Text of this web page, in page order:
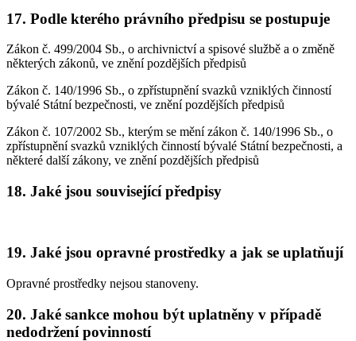
17. Podle kterého právního předpisu se postupuje
Zákon č. 499/2004 Sb., o archivnictví a spisové službě a o změně
některých zákonů, ve znění pozdějších předpisů
Zákon č. 140/1996 Sb., o zpřístupnění svazků vzniklých činností
bývalé Státní bezpečnosti, ve znění pozdějších předpisů
Zákon č. 107/2002 Sb., kterým se mění zákon č. 140/1996 Sb., o
zpřístupnění svazků vzniklých činností bývalé Státní bezpečnosti, a
některé další zákony, ve znění pozdějších předpisů
18. Jaké jsou související předpisy
19. Jaké jsou opravné prostředky a jak se uplatňují
Opravné prostředky nejsou stanoveny.
20. Jaké sankce mohou být uplatněny v případě
nedodržení povinností